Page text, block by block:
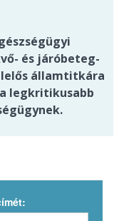
és járóbeteg-
államtitkára
legkritikusabb